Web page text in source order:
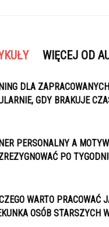
WIĘCEJ OD
DLA
GDY BRAKUJE
PERSONALNY A
PO
WARTO PRACOWAĆ
OSÓB STARSZYCH